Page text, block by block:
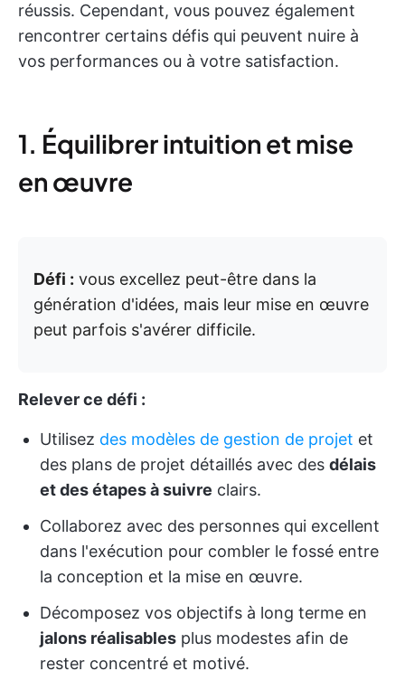
réussis. Cependant, vous pouvez également
rencontrer certains défis qui peuvent nuire à
vos performances ou à votre satisfaction.
1. Équilibrer intuition et mise
en œuvre
Défi : vous excellez peut-être dans la
génération d'idées, mais leur mise en œuvre
peut parfois s'avérer difficile.
Relever ce défi :
Utilisez des modèles de gestion de projet et
des plans de projet détaillés avec des délais
et des étapes à suivre clairs.
Collaborez avec des personnes qui excellent
dans l'exécution pour combler le fossé entre
la conception et la mise en œuvre.
Décomposez vos objectifs à long terme en
jalons réalisables plus modestes afin de
rester concentré et motivé.